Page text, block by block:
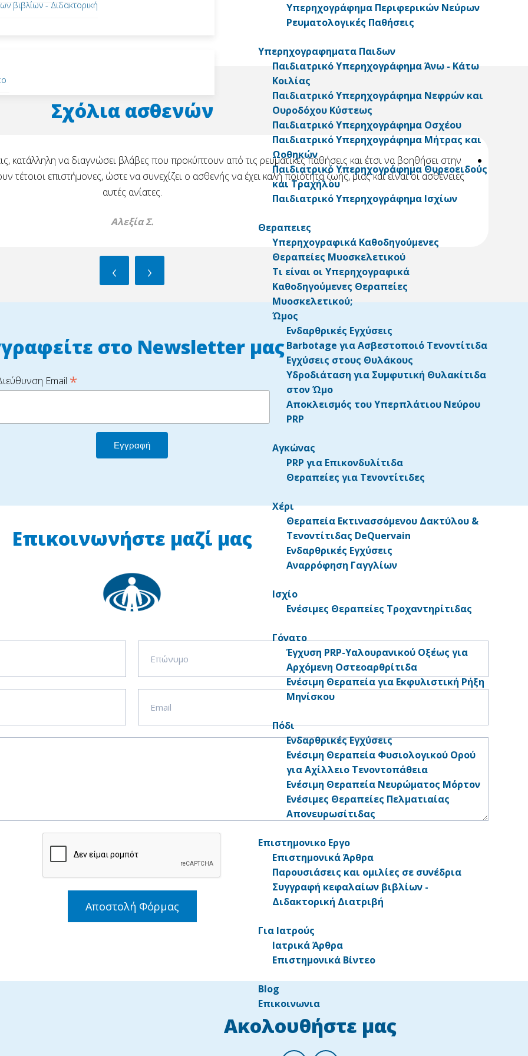
βιβλίων - Διδακτορική
Υπερηχογράφημα Περιφερικών Νεύρων
Ρευματολογικές Παθήσεις
Υπερηχογραφηματα Παιδων
Παιδιατρικό Υπερηχογράφημα Άνω - Κάτω
Κοιλίας
Παιδιατρικό Υπερηχογράφημα Νεφρών και
Ουροδόχου Κύστεως
Παιδιατρικό Υπερηχογράφημα Οσχέου
Παιδιατρικό Υπερηχογράφημα Μήτρας και
Ωοθηκών
Παιδιατρικό Υπερηχογράφημα Θυρεοειδούς
και Τραχήλου
Παιδιατρικό Υπερηχογράφημα Ισχίων
Θεραπειες
Υπερηχογραφικά Καθοδηγούμενες
Θεραπείες Μυοσκελετικού
Τι είναι οι Υπερηχογραφικά
Καθοδηγούμενες Θεραπείες
Μυοσκελετικού;
Ώμος
Ενδαρθρικές Εγχύσεις
Barbotage για Ασβεστοποιό Τενοντίτιδα
Εγχύσεις στους Θυλάκους
Υδροδιάταση για Συμφυτική Θυλακίτιδα
στον Ώμο
Αποκλεισμός του Υπερπλάτιου Νεύρου
PRP
Αγκώνας
PRP για Επικονδυλίτιδα
Θεραπείες για Τενοντίτιδες
Χέρι
Θεραπεία Εκτινασσόμενου Δακτύλου &
Τενοντίτιδας DeQuervain
Ενδαρθρικές Εγχύσεις
Αναρρόφηση Γαγγλίων
Ισχίο
Ενέσιμες Θεραπείες Τροχαντηρίτιδας
Γόνατο
Έγχυση PRP-Υαλουρανικού Οξέως για
Αρχόμενη Οστεοαρθρίτιδα
Ενέσιμη Θεραπεία για Εκφυλιστική Ρήξη
Μηνίσκου
Πόδι
Ενδαρθρικές Εγχύσεις
Ενέσιμη Θεραπεία Φυσιολογικού Ορού
για Αχίλλειο Τενοντοπάθεια
Ενέσιμη Θεραπεία Νευρώματος Μόρτον
Ενέσιμες Θεραπείες Πελματιαίας
Απονευρωσίτιδας
Επιστημονικο Εργο
Επιστημονικά Άρθρα
Παρουσιάσεις και ομιλίες σε συνέδρια
Συγγραφή κεφαλαίων βιβλίων -
Διδακτορική Διατριβή
Για Ιατρούς
Ιατρικά Άρθρα
Επιστημονικά Βίντεο
Blog
Επικοινωνια
Σχόλια ασθενών
κατάλληλη να διαγνώσει βλάβες που προκύπτουν από τις ρευματικές παθήσεις και έτσι να βοηθήσει στην
επιστήμονες, ώστε να συνεχίζει ο ασθενής να έχει καλή ποιότητα ζωής, μιας και είναι οι ασθένειες
αυτές ανίατες.
Αλεξία Σ.
‹ ›
στο Newsletter μας
Email *
Επικοινωνήστε μαζί μας
Αποστολή Φόρμας
Ακολουθήστε μας